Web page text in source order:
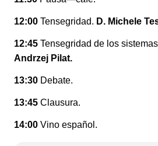
12:00 Tensegridad. D. Michele
12:45 Tensegridad de los
Andrzej Pilat.
13:30 Debate.
13:45 Clausura.
14:00 Vino español.